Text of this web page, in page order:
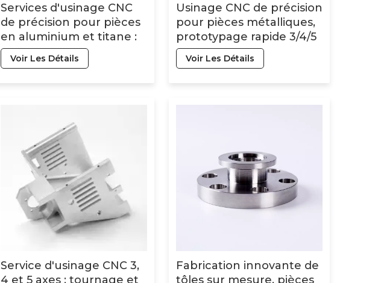
Services d'usinage CNC
de précision pour pièces
en aluminium et titane :
fraisage, tournage,
perçage, pièces en acier
Voir Les Détails
Usinage CNC de précision
pour pièces métalliques,
prototypage rapide 3/4/5
axes, fraisage et
tournage d'alliages
Voir Les Détails
Service d'usinage CNC 3,
4 et 5 axes : tournage et
Fabrication innovante de
tôles sur mesure, pièces